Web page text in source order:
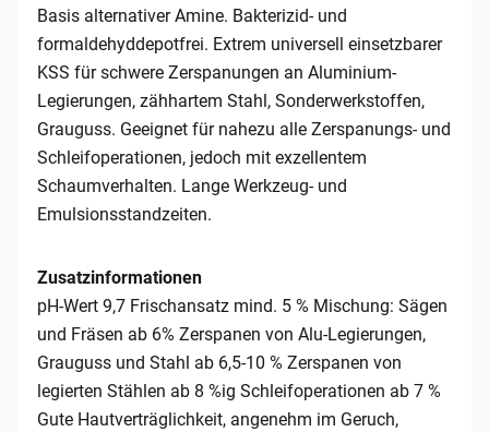
Basis alternativer Amine. Bakterizid- und
formaldehyddepotfrei. Extrem universell einsetzbarer
KSS für schwere Zerspanungen an Aluminium-
Legierungen, zähhartem Stahl, Sonderwerkstoffen,
Grauguss. Geeignet für nahezu alle Zerspanungs- und
Schleifoperationen, jedoch mit exzellentem
Schaumverhalten. Lange Werkzeug- und
Emulsionsstandzeiten.
Zusatzinformationen
pH-Wert 9,7 Frischansatz mind. 5 % Mischung: Sägen
und Fräsen ab 6% Zerspanen von Alu-Legierungen,
Grauguss und Stahl ab 6,5-10 % Zerspanen von
legierten Stählen ab 8 %ig Schleifoperationen ab 7 %
Gute Hautverträglichkeit, angenehm im Geruch,